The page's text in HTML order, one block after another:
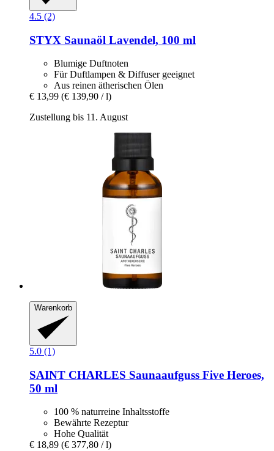
4.5 (2)
STYX Saunaöl Lavendel, 100 ml
Blumige Duftnoten
Für Duftlampen & Diffuser geeignet
Aus reinen ätherischen Ölen
€ 13,99 (€ 139,90 / l)
Zustellung bis 11. August
Warenkorb
5.0 (1)
SAINT CHARLES Saunaaufguss Five Heroes,
50 ml
100 % naturreine Inhaltsstoffe
Bewährte Rezeptur
Hohe Qualität
€ 18,89 (€ 377,80 / l)